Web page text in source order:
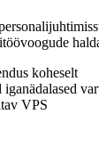
koheselt
iganädalased
VPS